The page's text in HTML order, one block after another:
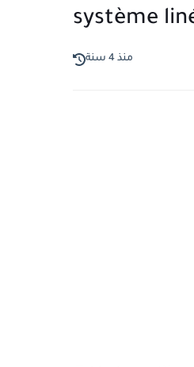
système
منذ 4 سنة